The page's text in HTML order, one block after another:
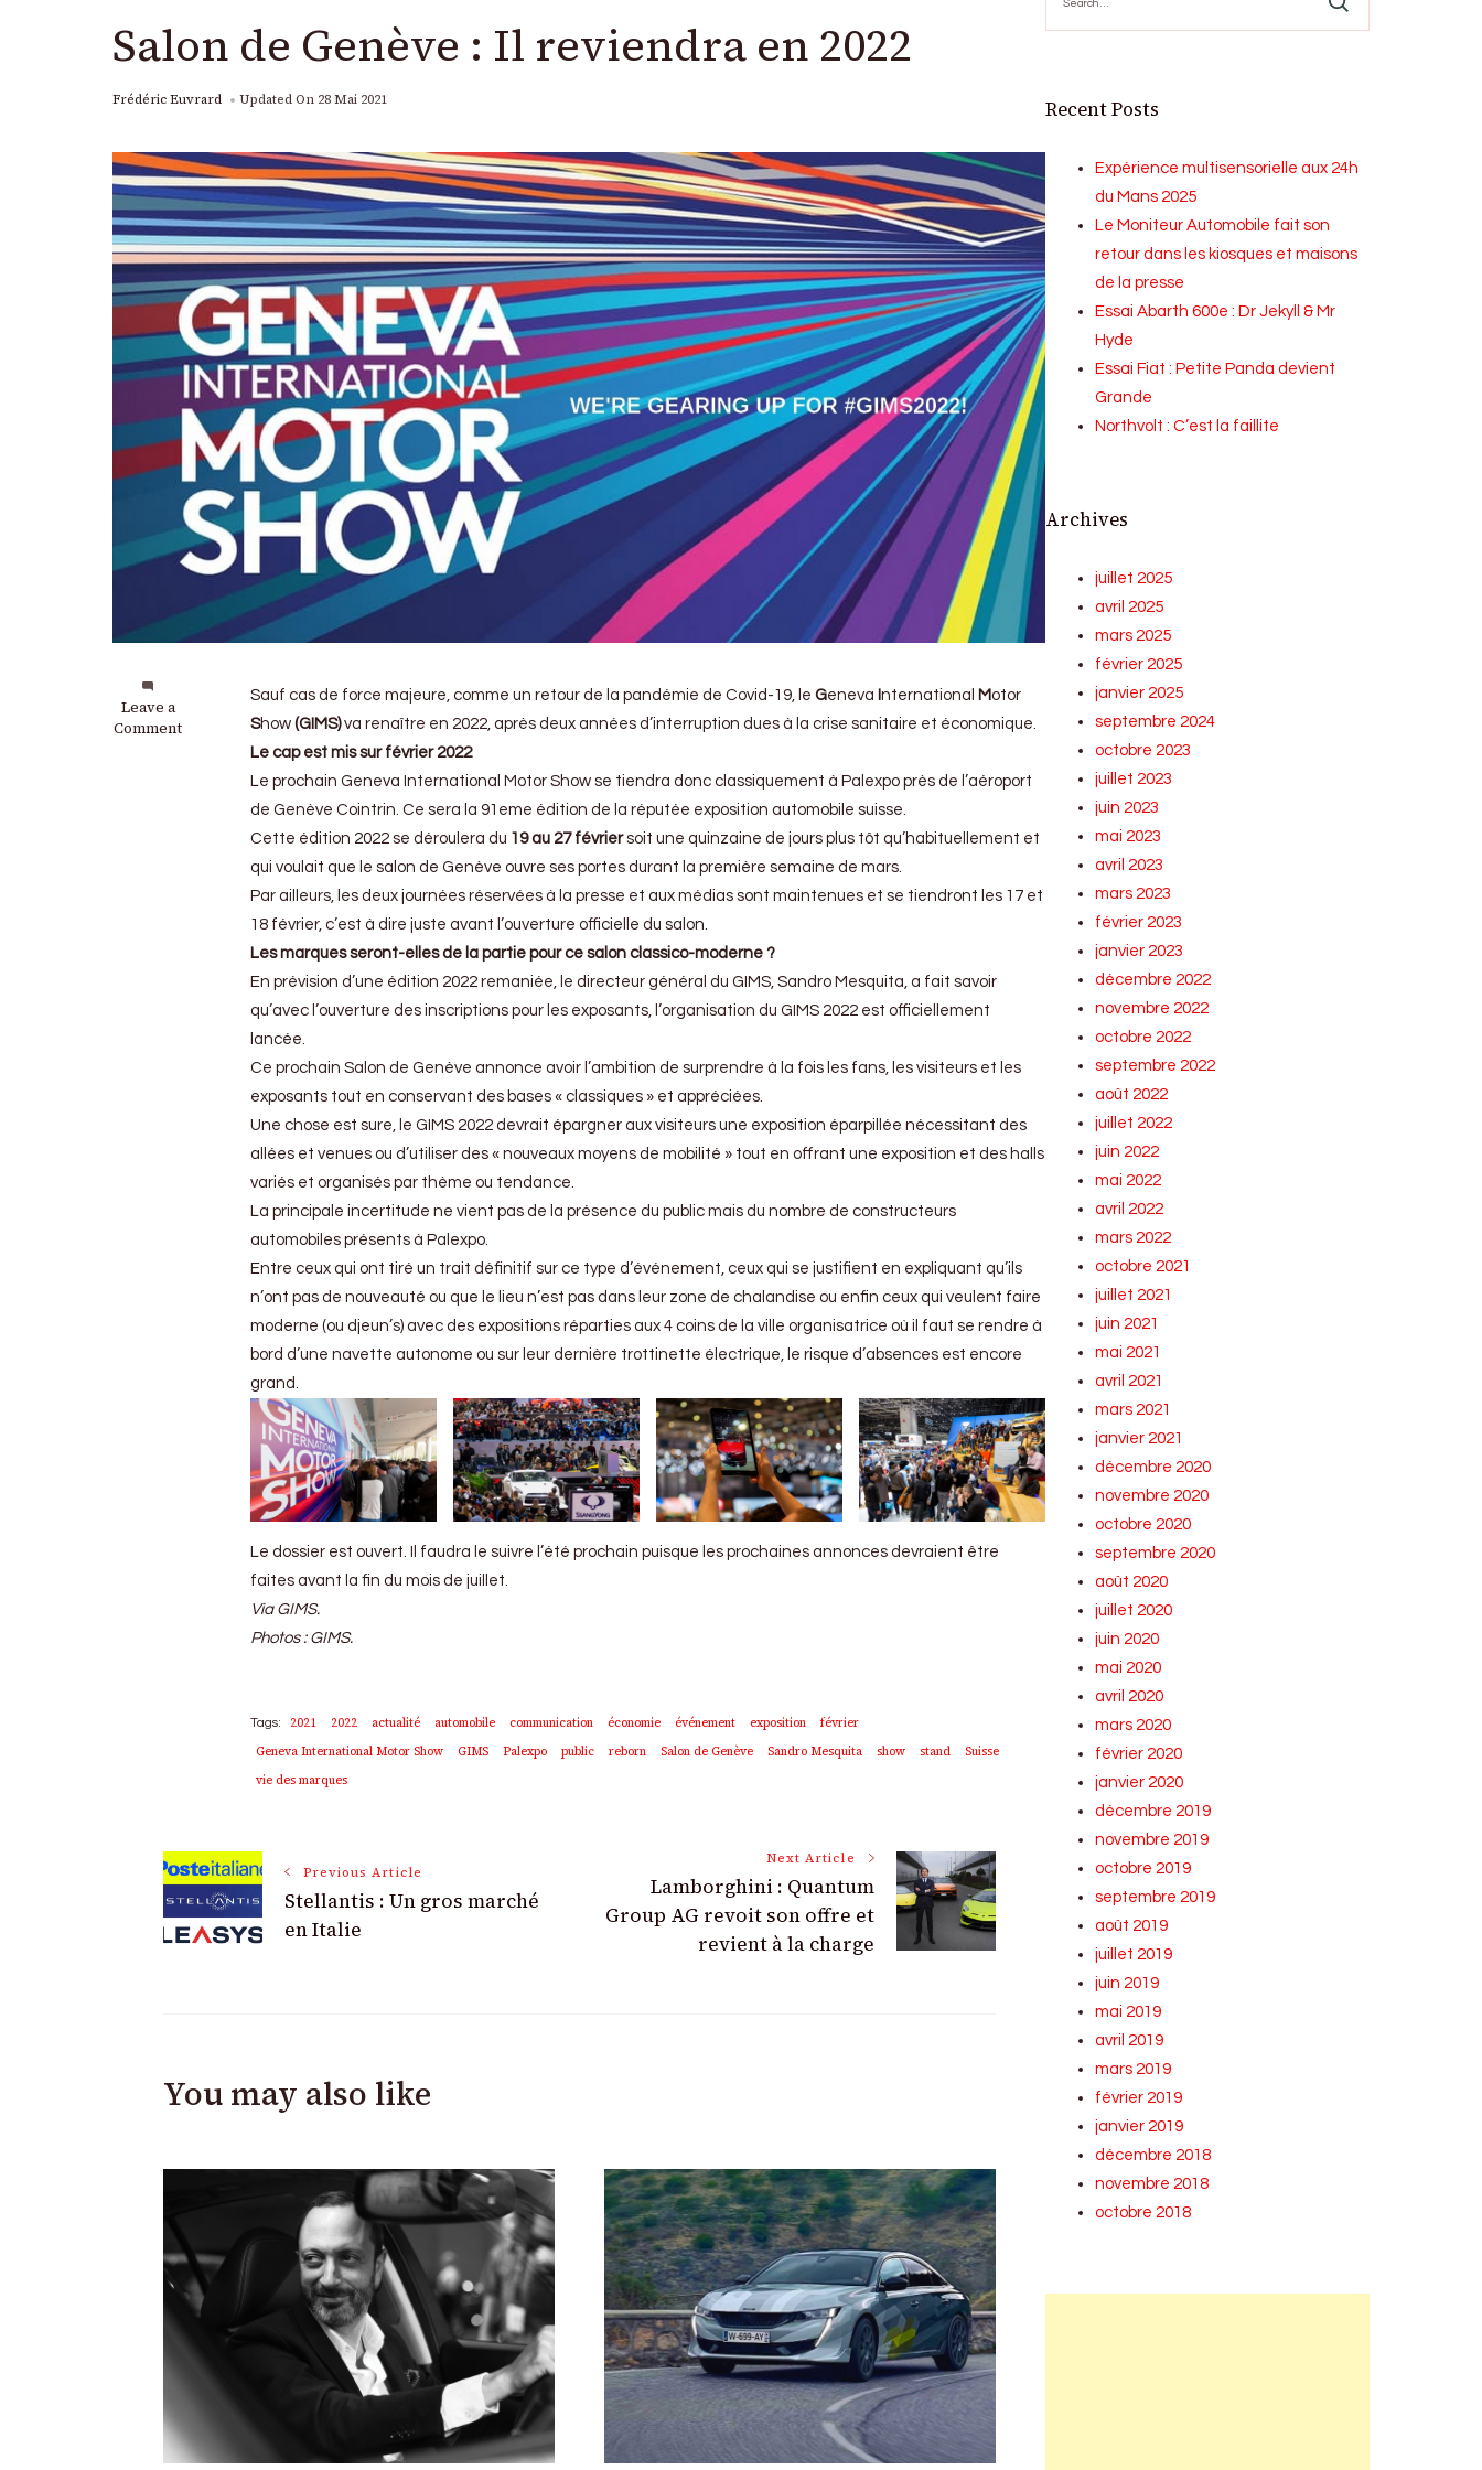
Salon de Genève : Il reviendra en 2022
Frédéric Euvrard Updated On 28 Mai 2021
Leave a
Comment
on
Salon
Sauf cas de force majeure, comme un retour de la pandémie de Covid-19, le Geneva International Motor
Show (GIMS)va renaître en 2022, après deux années d’interruption dues à la crise sanitaire et économique.
Le cap est mis sur février 2022
Le prochain Geneva International Motor Show se tiendra donc classiquement à Palexpo près de l’aéroport
de Genève Cointrin. Ce sera la 91eme édition de la réputée exposition automobile suisse.
Cette édition 2022 se déroulera du 19 au 27 févriersoit une quinzaine de jours plus tôt qu’habituellement et
qui voulait que le salon de Genève ouvre ses portes durant la première semaine de mars.
Par ailleurs, les deux journées réservées à la presse et aux médias sont maintenues et se tiendront les 17 et
18 février, c’est à dire juste avant l’ouverture officielle du salon.
Les marques seront-elles de la partie pour ce salon classico-moderne ?
En prévision d’une édition 2022 remaniée, le directeur général du GIMS, Sandro Mesquita, a fait savoir
qu’avec l’ouverture des inscriptions pour les exposants, l’organisation du GIMS 2022 est officiellement
lancée.
Ce prochain Salon de Genève annonce avoir l’ambition de surprendre à la fois les fans, les visiteurs et les
exposants tout en conservant des bases « classiques » et appréciées.
Une chose est sure, le GIMS 2022 devrait épargner aux visiteurs une exposition éparpillée nécessitant des
allées et venues ou d’utiliser des « nouveaux moyens de mobilité » tout en offrant une exposition et des halls
variés et organisés par thème ou tendance.
La principale incertitude ne vient pas de la présence du public mais du nombre de constructeurs
automobiles présents à Palexpo.
Entre ceux qui ont tiré un trait définitif sur ce type d’événement, ceux qui se justifient en expliquant qu’ils
n’ont pas de nouveauté ou que le lieu n’est pas dans leur zone de chalandise ou enfin ceux qui veulent faire
moderne (ou djeun’s) avec des expositions réparties aux 4 coins de la ville organisatrice où il faut se rendre à
bord d’une navette autonome ou sur leur dernière trottinette électrique, le risque d’absences est encore
grand.
Le dossier est ouvert. Il faudra le suivre l’été prochain puisque les prochaines annonces devraient être
faites avant la fin du mois de juillet.
Via GIMS.
Photos : GIMS.
Tags: 2021 2022 actualité automobile communication économie événement exposition
février
Geneva International Motor Show
GIMS Palexpo public reborn Salon de Genève Sandro Mesquita show stand
Suisse
vie des marques
Post
Navigation
Previous Article
Stellantis : Un gros marché
en Italie
Next Article
Lamborghini : Quantum
Group AG revoit son offre et
revient à la charge
You may also like
Recent Posts
Expérience multisensorielle aux 24h
du Mans 2025
Le Moniteur Automobile fait son
retour dans les kiosques et maisons
de la presse
Essai Abarth 600e : Dr Jekyll & Mr
Hyde
Essai Fiat : Petite Panda devient
Grande
Northvolt : C’est la faillite
Archives
juillet 2025
avril 2025
mars 2025
février 2025
janvier 2025
septembre 2024
octobre 2023
juillet 2023
juin 2023
mai 2023
avril 2023
mars 2023
février 2023
janvier 2023
décembre 2022
novembre 2022
octobre 2022
septembre 2022
août 2022
juillet 2022
juin 2022
mai 2022
avril 2022
mars 2022
octobre 2021
juillet 2021
juin 2021
mai 2021
avril 2021
mars 2021
janvier 2021
décembre 2020
novembre 2020
octobre 2020
septembre 2020
août 2020
juillet 2020
juin 2020
mai 2020
avril 2020
mars 2020
février 2020
janvier 2020
décembre 2019
novembre 2019
octobre 2019
septembre 2019
août 2019
juillet 2019
juin 2019
mai 2019
avril 2019
mars 2019
février 2019
janvier 2019
décembre 2018
novembre 2018
octobre 2018